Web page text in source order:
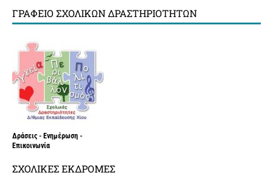
ΓΡΑΦΕΊΟ ΣΧΟΛΙΚΏΝ ΔΡΑΣΤΗΡΙΟΤΉΤΩΝ
Δράσεις - Ενημέρωση -
Επικοινωνία
ΣΧΟΛΙΚΈΣ ΕΚΔΡΟΜΈΣ